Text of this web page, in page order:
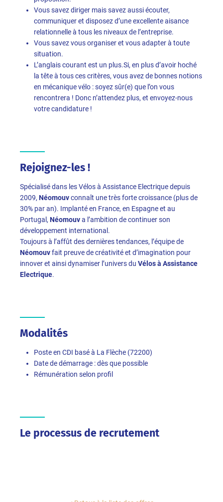
Vous savez diriger mais savez aussi écouter,
communiquer et disposez d’une excellente aisance
relationnelle à tous les niveaux de l’entreprise.
Vous savez vous organiser et vous adapter à toute
situation.
L’anglais courant est un plus.Si, en plus d’avoir hoché
la tête à tous ces critères, vous avez de bonnes notions
en mécanique vélo : soyez sûr(e) que l’on vous
rencontrera ! Donc n’attendez plus, et envoyez-nous
votre candidature !
Rejoignez-les !
Spécialisé dans les Vélos à Assistance Electrique depuis
2009, Néomouvconnaît une très forte croissance (plus de
30% par an). Implanté en France, en Espagne et au
Portugal, Néomouva l’ambition de continuer son
développement international.
Toujours à l’affût des dernières tendances, l’équipe de
Néomouvfait preuve de créativité et d’imagination pour
innover et ainsi dynamiser l’univers du Vélos à Assistance
Electrique.
Modalités
Poste en CDI basé à La Flèche (72200)
Date de démarrage : dès que possible
Rémunération selon profil
Le processus de recrutement